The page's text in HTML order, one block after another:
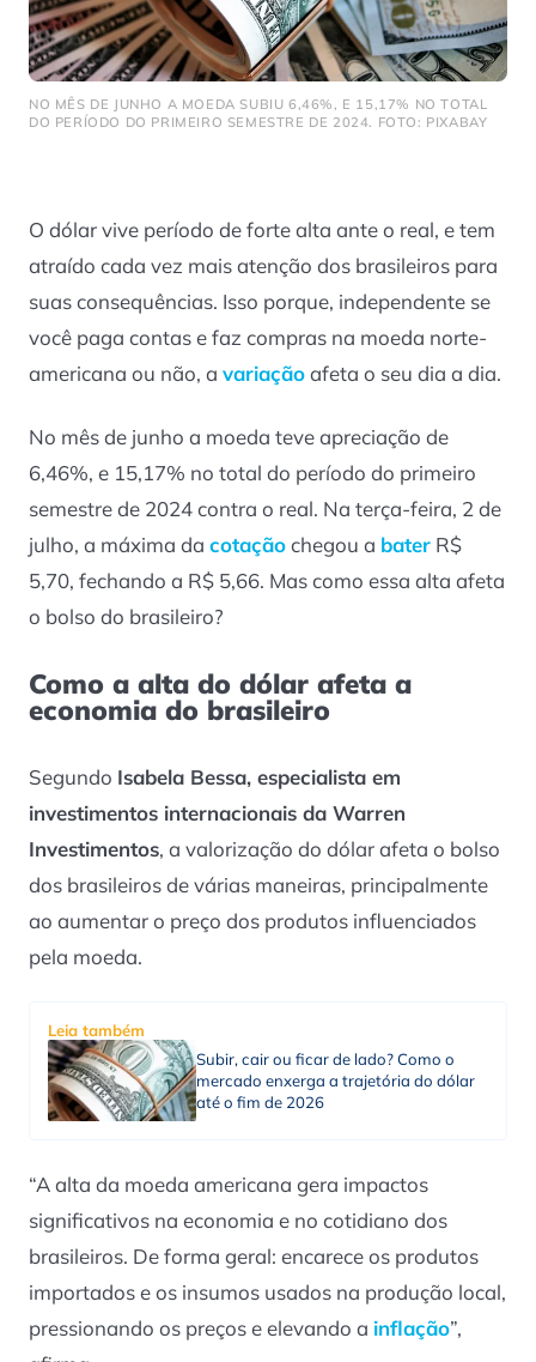
NO MÊS DE JUNHO A MOEDA SUBIU 6,46%, E 15,17% NO TOTAL
DO PERÍODO DO PRIMEIRO SEMESTRE DE 2024. FOTO: PIXABAY
O dólar vive período de forte alta ante o real, e tem
atraído cada vez mais atenção dos brasileiros para
suas consequências. Isso porque, independente se
você paga contas e faz compras na moeda norte-
americana ou não, a variaçãoafeta o seu dia a dia.
No mês de junho a moeda teve apreciação de
6,46%, e 15,17% no total do período do primeiro
semestre de 2024 contra o real. Na terça-feira, 2 de
julho, a máxima da cotaçãochegou a bater R$
5,70, fechando a R$ 5,66. Mas como essa alta afeta
o bolso do brasileiro?
Como a alta do dólar afeta a
economia do brasileiro
Segundo Isabela Bessa, especialista em
investimentos internacionais da Warren
Investimentos, a valorização do dólar afeta o bolso
dos brasileiros de várias maneiras, principalmente
ao aumentar o preço dos produtos influenciados
pela moeda.
Leia também
Subir, cair ou ficar de lado? Como o
mercado enxerga a trajetória do dólar
até o fim de 2026
“A alta da moeda americana gera impactos
significativos na economia e no cotidiano dos
brasileiros. De forma geral: encarece os produtos
importados e os insumos usados na produção local,
pressionando os preços e elevando a inflação”,